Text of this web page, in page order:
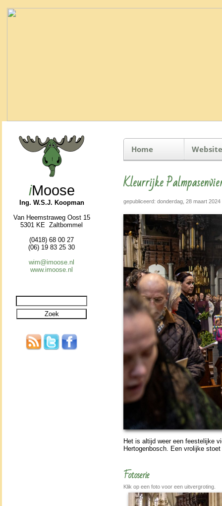
iMoose
Ing. W.S.J. Koopman
Van Heemstraweg Oost 15
5301 KE Zaltbommel
(0418) 68 00 27
(06) 19 83 25 30
wim@imoose.nl
www.imoose.nl
Home
Kleurrijke
gepubliceerd: donderdag, 28 maart 2024
Het is altijd weer een fees­te­lij­ke
Hertogen­bosch. Een vrolijke
Fotoserie
Klik op een foto voor een uitvergroting.